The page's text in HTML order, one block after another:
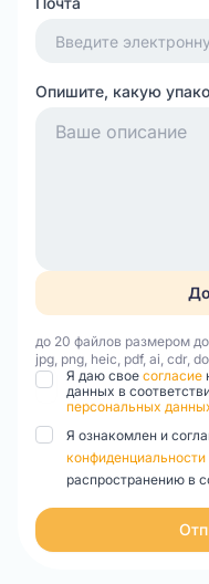
Опишите, какую
до 20 файлов размером до
jpg, png, heic, pdf, ai, cdr,
Я даю свое согласие
данных в
персональных
Я ознакомлен и
конфиденциальности
распространению в